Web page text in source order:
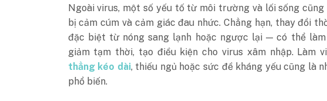
Ngoài virus, một số yếu tố từ môi trường và lối sống
bị cảm cúm và cảm giác đau nhức. Chẳng hạn, thay đổi
đặc biệt từ nóng sang lạnh hoặc ngược lại — có thể làm
giảm tạm thời, tạo điều kiện cho virus xâm nhập. Làm
thẳng kéo dài, thiếu ngủ hoặc sức đề kháng yếu cũng là
phổ biến.